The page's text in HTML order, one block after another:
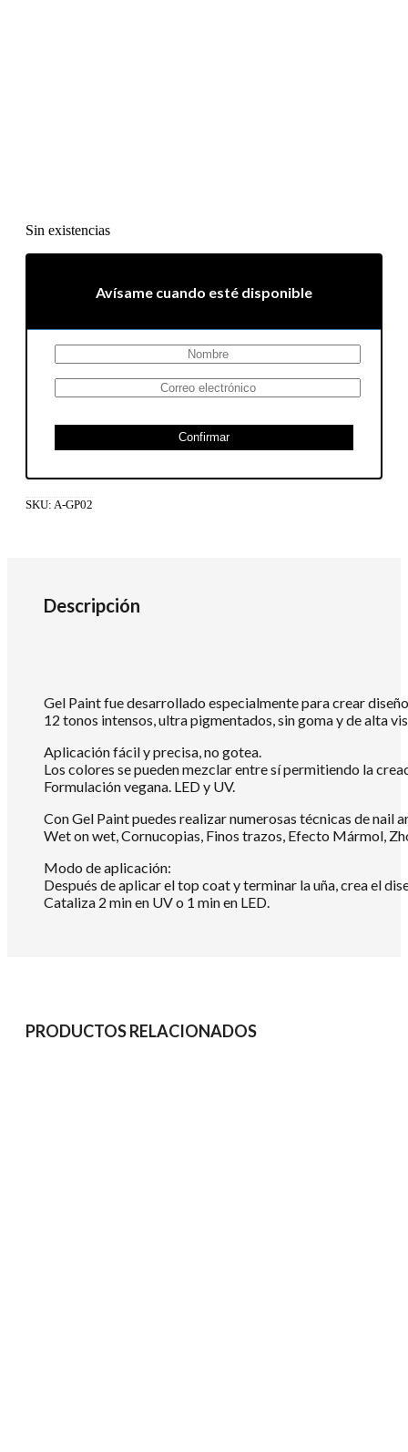
Sin existencias
Avísame cuando esté disponible
Confirmar
SKU: A-GP02
Descripción
Gel Paint fue desarrollado especialmente para crear
12 tonos intensos, ultra pigmentados, sin goma y de alta
Aplicación fácil y precisa, no gotea.
Los colores se pueden mezclar entre sí permitiendo la
Formulación vegana. LED y UV.
Con Gel Paint puedes realizar numerosas técnicas de nail
Wet on wet, Cornucopias, Finos trazos, Efecto Mármol,
Modo de aplicación:
Después de aplicar el top coat y terminar la uña, crea el
Cataliza 2 min en UV o 1 min en LED.
PRODUCTOS RELACIONADOS